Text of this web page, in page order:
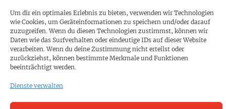
Um dir ein optimales Erlebnis zu bieten, verwenden wir Technologien
wie Cookies, um Geräteinformationen zu speichern und/oder darauf
zuzugreifen. Wenn du diesen Technologien zustimmst, können wir
Daten wie das Surfverhalten oder eindeutige IDs auf dieser Website
verarbeiten. Wenn du deine Zustimmung nicht erteilst oder
zurückziehst, können bestimmte Merkmale und Funktionen
beeinträchtigt werden.
Dienste verwalten
SPENDEN
Datenschutz
KONTAKT
Cookie-Richtlinie